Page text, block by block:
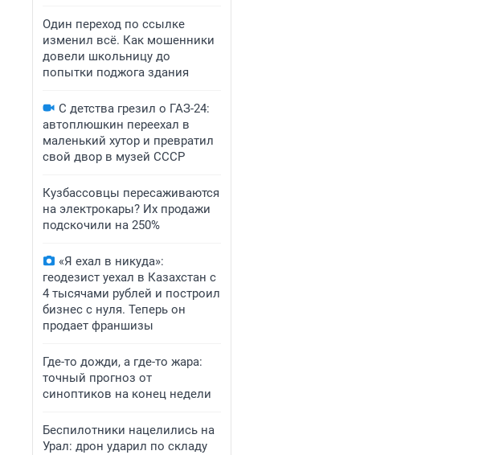
Один переход по ссылке
изменил всё. Как мошенники
довели школьницу до
попытки поджога здания
С детства грезил о ГАЗ-24:
автоплюшкин переехал в
маленький хутор и превратил
свой двор в музей СССР
Кузбассовцы пересаживаются
на электрокары? Их продажи
подскочили на 250%
«Я ехал в никуда»:
геодезист уехал в Казахстан с
4 тысячами рублей и построил
бизнес с нуля. Теперь он
продает франшизы
Где-то дожди, а где-то жара:
точный прогноз от
синоптиков на конец недели
Беспилотники нацелились на
Урал: дрон ударил по складу